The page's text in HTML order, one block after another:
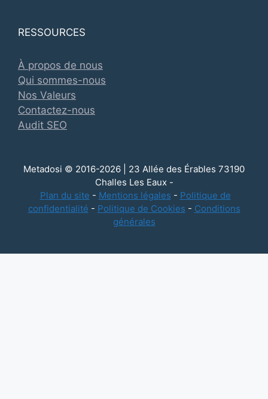
RESSOURCES
À propos de nous
Qui sommes-nous
Nos Valeurs
Contactez-nous
Audit SEO
Metadosi © 2016-2026 | 23 Allée des Érables 73190
Challes Les Eaux -
Plan du site - Mentions légales - Politique de
confidentialité - Politique de Cookies - Conditions
générales